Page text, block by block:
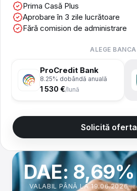
Prima Casă Plus
Aprobare în 3 zile lucrătoare
Fără comision de administrare
ALEGE BANCA
ProCredit Bank
8.25% dobândă anuală
1 530 €/lună
Solicită oferta
DAE: 8,69%
VALABIL PÂNĂ LA 19.06.2026